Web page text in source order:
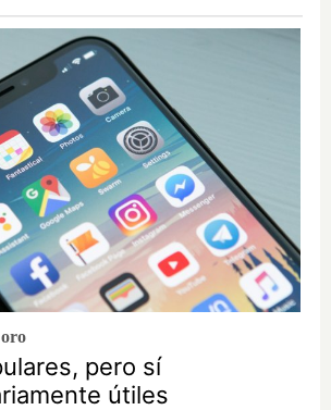
pero sí
útiles